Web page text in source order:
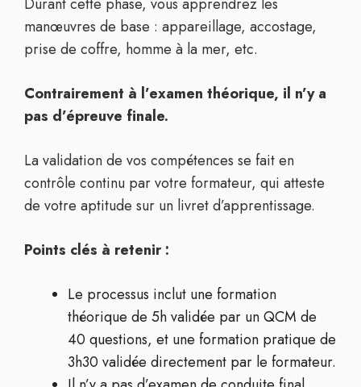
manœuvres de base : appareillage, accostage,
prise de coffre, homme à la mer, etc.
Contrairement à l’examen théorique, il n’y a
pas d’épreuve finale.
La validation de vos compétences se fait en
contrôle continu par votre formateur, qui atteste
de votre aptitude sur un livret d’apprentissage.
Points clés à retenir :
Le processus inclut une formation
théorique de 5h validée par un QCM de
40 questions, et une formation pratique de
3h30 validée directement par le formateur.